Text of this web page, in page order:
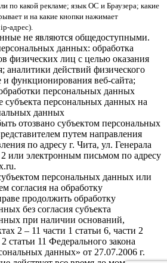
по какой рекламе; язык ОС и Браузера; какие
и на какие кнопки нажимает
адрес).
не являются общедоступными.
данных: обработка
физических лиц с целью оказания
аналитики действий физического
и функционирования веб-сайта;
персональных данных
субъекта персональных данных на
данных
отозвано субъектом персональных
путем направления
по адресу г. Чита, ул. Генерала
или электронным письмом по адресу
персональных данных или
согласия на обработку
продолжить обработку
без согласия субъекта
при наличии оснований,
2 – 11 части 1 статьи 6, части 2
статьи 11 Федерального закона
данных» от 27.07.2006 г.